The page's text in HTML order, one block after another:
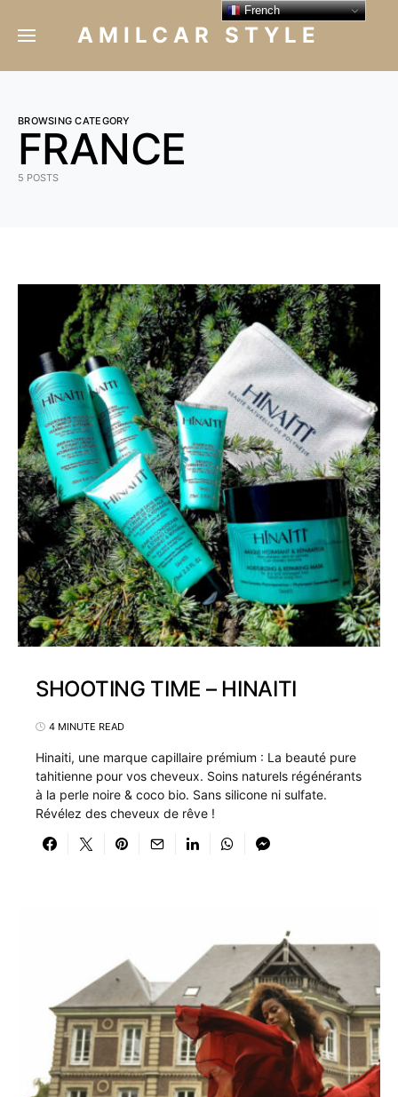
AMILCAR STYLE
BROWSING CATEGORY
FRANCE
5 POSTS
SHOOTING TIME – HINAITI
4 MINUTE READ
Hinaiti, une marque capillaire prémium : La beauté pure
tahitienne pour vos cheveux. Soins naturels régénérants
à la perle noire & coco bio. Sans silicone ni sulfate.
Révélez des cheveux de rêve !
French